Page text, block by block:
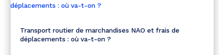
Transport routier de marchandises NAO et frais de
déplacements : où va-t-on ?